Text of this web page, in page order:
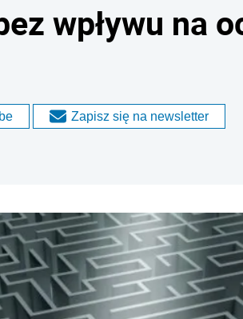
wpływu na
Zapisz się na newsletter